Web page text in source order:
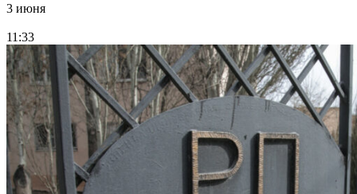
3 июня
11:33